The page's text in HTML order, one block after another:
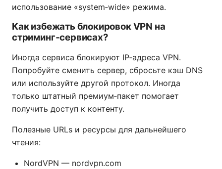
использование «system‑wide» режима.
Как избежать блокировок VPN на
стриминг‑сервисах?
Иногда сервиса блокируют IP‑адреса VPN.
Попробуйте сменить сервер, сбросьте кэш DNS
или используйте другой протокол. Иногда
только штатный премиум‑пакет помогает
получить доступ к контенту.
Полезные URLs и ресурсы для дальнейшего
чтения:
NordVPN — nordvpn.com